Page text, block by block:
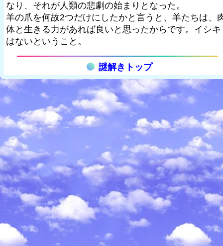
なり、それが人類の悲劇の始まりとなった。
羊の爪を何故2つだけにしたかと言うと、羊たちは、
体と生きる力があれば良いと思ったからです。イシキ
はないということ。
謎解きトップ